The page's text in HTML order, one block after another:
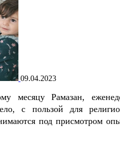
09.04.2023
месяцу Рамазан,
с пользой для
под присмотром